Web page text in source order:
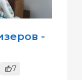
-
7